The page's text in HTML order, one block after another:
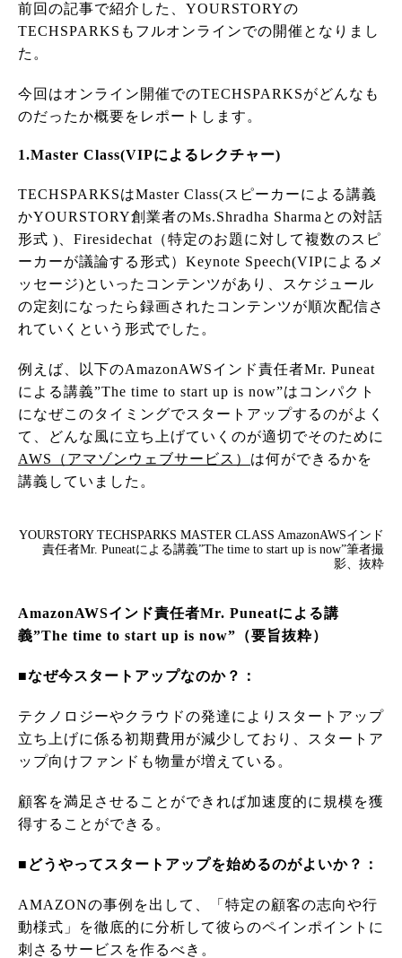
前回の記事で紹介した、YOURSTORYの
TECHSPARKSもフルオンラインでの開催となりまし
た。
今回はオンライン開催でのTECHSPARKSがどんなも
のだったか概要をレポートします。
1.Master Class(VIPによるレクチャー)
TECHSPARKSはMaster Class(スピーカーによる講義
かYOURSTORY創業者のMs.Shradha Sharmaとの対話
形式 )、Firesidechat（特定のお題に対して複数のスピ
ーカーが議論する形式）Keynote Speech(VIPによるメ
ッセージ)といったコンテンツがあり、スケジュール
の定刻になったら録画されたコンテンツが順次配信さ
れていくという形式でした。
例えば、以下のAmazonAWSインド責任者Mr. Puneat
による講義”The time to start up is now”はコンパクト
になぜこのタイミングでスタートアップするのがよく
て、どんな風に立ち上げていくのが適切でそのために
AWS（アマゾンウェブサービス） は何ができるかを
講義していました。
YOURSTORY TECHSPARKS MASTER CLASS AmazonAWSインド
責任者Mr. Puneatによる講義”The time to start up is now”筆者撮
影、抜粋
AmazonAWSインド責任者Mr. Puneatによる講
義”The time to start up is now”（要旨抜粋）
■なぜ今スタートアップなのか？：
テクノロジーやクラウドの発達によりスタートアップ
立ち上げに係る初期費用が減少しており、スタートア
ップ向けファンドも物量が増えている。
顧客を満足させることができれば加速度的に規模を獲
得することができる。
■どうやってスタートアップを始めるのがよいか？：
AMAZONの事例を出して、「特定の顧客の志向や行
動様式」を徹底的に分析して彼らのペインポイントに
刺さるサービスを作るべき。